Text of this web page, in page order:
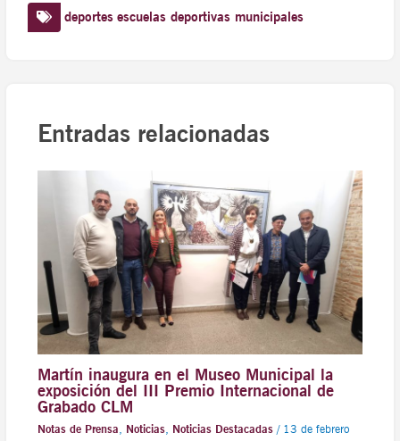
deportes escuelas deportivas municipales
Entradas relacionadas
Martín inaugura en el Museo Municipal la
exposición del III Premio Internacional de
Grabado CLM
Notas de Prensa Noticias, Noticias Destacadas/ 13 de febrero